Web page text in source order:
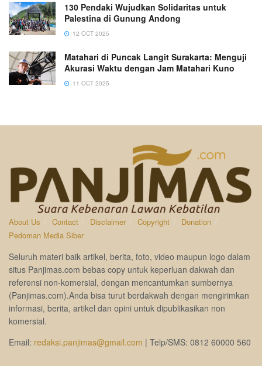
130 Pendaki Wujudkan Solidaritas untuk
Palestina di Gunung Andong
12 OCT 2025
Matahari di Puncak Langit Surakarta: Menguji
Akurasi Waktu dengan Jam Matahari Kuno
11 OCT 2025
About Us Contact Disclaimer Copyright
Donation
Pedoman Media Siber
Seluruh materi baik artikel, berita, foto, video maupun logo dalam
situs Panjimas.com bebas copy untuk keperluan dakwah dan
referensi non-komersial, dengan mencantumkan sumbernya
(Panjimas.com).Anda bisa turut berdakwah dengan mengirimkan
informasi, berita, artikel dan opini untuk dipublikasikan non
komersial.
Email: redaksi.panjimas@gmail.com | Telp/SMS: 0812 60000 560